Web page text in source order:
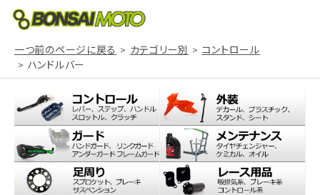
一つ前のページに戻る カテゴリー別
コントロール
ハンドルバー